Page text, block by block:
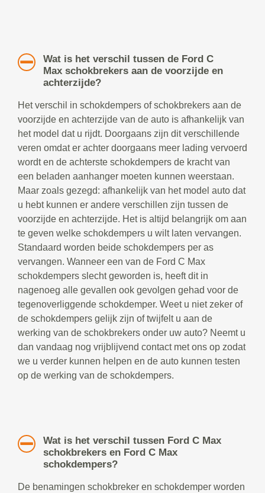
Wat is het verschil tussen de Ford C
Max schokbrekers aan de voorzijde en
achterzijde?
Het verschil in schokdempers of schokbrekers aan de
voorzijde en achterzijde van de auto is afhankelijk van
het model dat u rijdt. Doorgaans zijn dit verschillende
veren omdat er achter doorgaans meer lading vervoerd
wordt en de achterste schokdempers de kracht van
een beladen aanhanger moeten kunnen weerstaan.
Maar zoals gezegd: afhankelijk van het model auto dat
u hebt kunnen er andere verschillen zijn tussen de
voorzijde en achterzijde. Het is altijd belangrijk om aan
te geven welke schokdempers u wilt laten vervangen.
Standaard worden beide schokdempers per as
vervangen. Wanneer een van de Ford C Max
schokdempers slecht geworden is, heeft dit in
nagenoeg alle gevallen ook gevolgen gehad voor de
tegenoverliggende schokdemper. Weet u niet zeker of
de schokdempers gelijk zijn of twijfelt u aan de
werking van de schokbrekers onder uw auto? Neemt u
dan vandaag nog vrijblijvend contact met ons op zodat
we u verder kunnen helpen en de auto kunnen testen
op de werking van de schokdempers.
Wat is het verschil tussen Ford C Max
schokbrekers en Ford C Max
schokdempers?
De benamingen schokbreker en schokdemper worden